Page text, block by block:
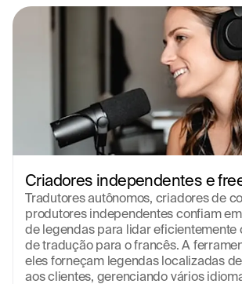
Criadores independentes e
Tradutores autônomos, criadores de
produtores independentes confiam
de legendas para lidar eficientemente
de tradução para o francês. A
eles forneçam legendas localizadas
aos clientes, gerenciando vários